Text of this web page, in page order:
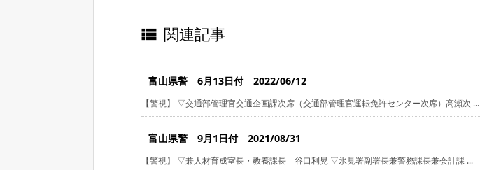
 関連記事
富山県警 6月13日付 2022/06/12
【警視】 ▽交通部管理官交通企画課次席（交通部管理官運転免許センター次席）高瀬次 ...
富山県警 9月1日付 2021/08/31
【警視】 ▽兼人材育成室長・教養課長 谷口利晃 ▽氷見署副署長兼警務課長兼会計課 ...